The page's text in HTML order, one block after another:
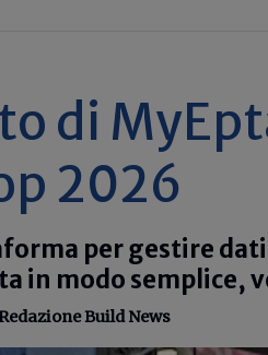
di
2026
per gestire
in modo semplice,
Redazione Build News